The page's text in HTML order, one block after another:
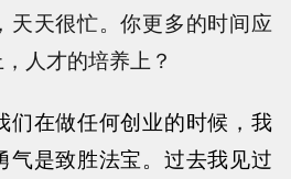
天天很忙。你更多的时间应
人才的培养上？
们在做任何创业的时候，我
气是致胜法宝。过去我见过